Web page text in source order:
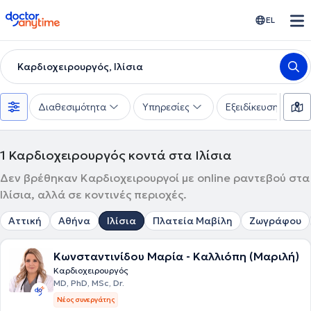
doctoranytime EL
Καρδιοχειρουργός, Ιλίσια
Διαθεσιμότητα Υπηρεσίες Εξειδίκευση
1 Καρδιοχειρουργός κοντά στα Ιλίσια
Δεν βρέθηκαν Καρδιοχειρουργοί με online ραντεβού στα
Ιλίσια, αλλά σε κοντινές περιοχές.
Αττική Αθήνα Ιλίσια Πλατεία Μαβίλη Ζωγράφου
Κωνσταντινίδου Μαρία - Καλλιόπη (Μαριλή)
Καρδιοχειρουργός
MD, PhD, MSc, Dr.
Νέος συνεργάτης